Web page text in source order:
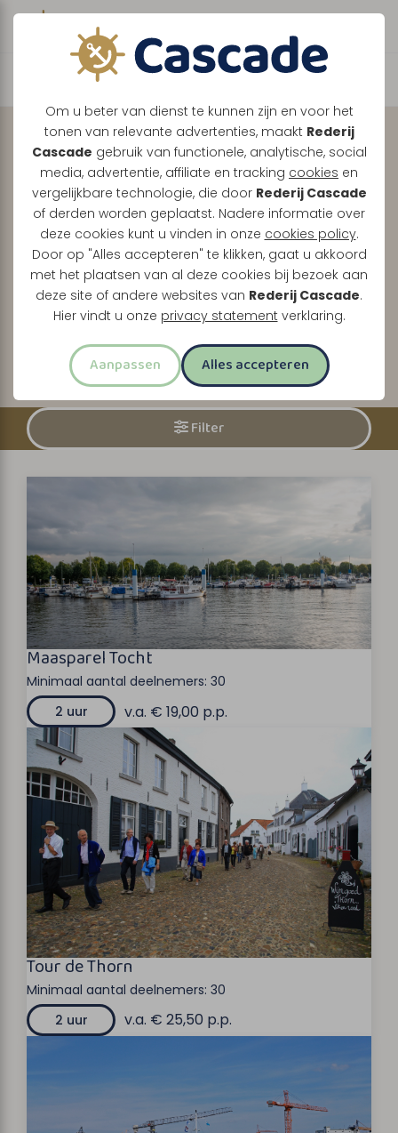
Om u beter van dienst te kunnen zijn en voor het
tonen van relevante advertenties, maakt Rederij
Cascade gebruik van functionele, analytische, social
media, advertentie, affiliate en tracking cookies en
vergelijkbare technologie, die door Rederij Cascade
of derden worden geplaatst. Nadere informatie over
deze cookies kunt u vinden in onze cookies policy.
Door op "Alles accepteren" te klikken, gaat u akkoord
met het plaatsen van al deze cookies bij bezoek aan
deze site of andere websites van Rederij Cascade.
Hier vindt u onze privacy statement verklaring.
Aanpassen Alles accepteren
Boek direct je vaart
Ontdek de Maasplassen
met uweigen
gezelschap, volledig
naar wens.
Tussen Maasbracht, Thorn en Roermond vaart u
samen door een prachtig Limburgs landschap.
Of u nu kiest voor een relaxte boottocht of een
uitgebreid feestprogramma, wij maken er uw dag
Filter
Maasparel Tocht
Minimaal aantal deelnemers: 30
2 uur
v.a. € 19,00 p.p.
Tour de Thorn
Minimaal aantal deelnemers: 30
2 uur
v.a. € 25,50 p.p.